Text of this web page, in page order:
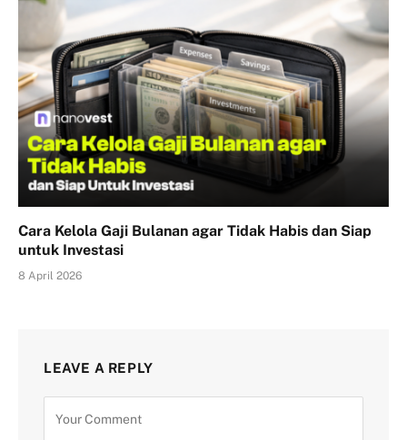
Cara Kelola Gaji Bulanan agar Tidak Habis dan Siap
untuk Investasi
8 April 2026
LEAVE A REPLY